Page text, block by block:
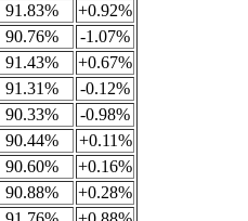
91.83%
+0.92%
90.76%
-1.07%
91.43%
+0.67%
91.31%
-0.12%
90.33%
-0.98%
90.44%
+0.11%
90.60%
+0.16%
90.88%
+0.28%